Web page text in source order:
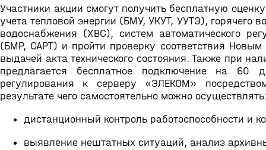
Участники акции смогут получить бесплатную
учета тепловой энергии (БМУ, УКУТ, УУТЭ), горячего
водоснабжения (ХВС), систем автоматического
(БМР, САРТ) и пройти проверку соответствия
выдачей акта технического состояния. Также при
предлагается бесплатное подключение на 60
регулирования к серверу «ЭЛЕКОМ»
результате чего самостоятельно можно
дистанционный контроль работоспособности и
выявление нештатных ситуаций, анализ